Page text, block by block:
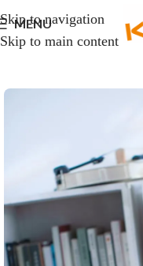
Skip to navigation
Skip to main content
MENU